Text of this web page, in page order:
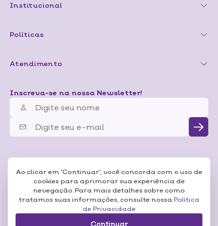
Ao clicar em 'Continuar', você concorda com o uso de
cookies para aprimorar sua experiência de
nevegação. Para mais detalhes sobre como
tratamos suas informações, consulte nossa Política
de Privacidade
Continuar
Institucional
Políticas
Atendimento
Inscreva-se na nossa Newsletter!